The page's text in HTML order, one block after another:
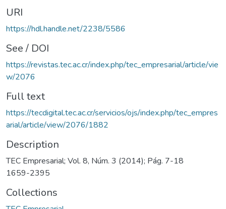
URI
https://hdl.handle.net/2238/5586
See / DOI
https://revistas.tec.ac.cr/index.php/tec_empresarial/article/vie
w/2076
Full text
https://tecdigital.tec.ac.cr/servicios/ojs/index.php/tec_empres
arial/article/view/2076/1882
Description
TEC Empresarial; Vol. 8, Núm. 3 (2014); Pág. 7-18
1659-2395
Collections